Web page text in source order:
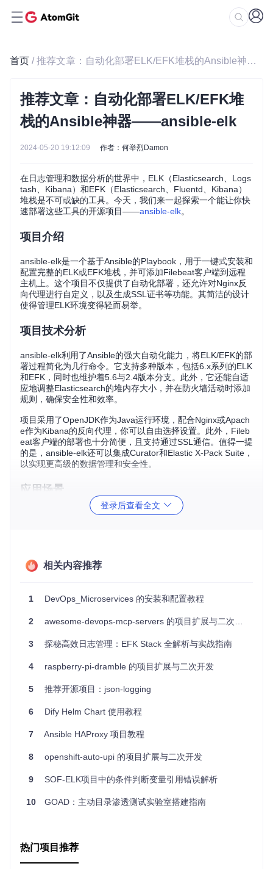
首页 / 推荐文章：自动化部署ELK/EFK堆栈的Ansible神器——ansible-elk
推荐文章：自动化部署ELK/EFK堆
栈的Ansible神器——ansible-elk
2024-05-20 19:12:09 作者：何举烈Damon
在日志管理和数据分析的世界中，ELK（Elasticsearch、Logs
tash、Kibana）和EFK（Elasticsearch、Fluentd、Kibana）
堆栈是不可或缺的工具。今天，我们来一起探索一个能让你快
速部署这些工具的开源项目——ansible-elk。
项目介绍
ansible-elk是一个基于Ansible的Playbook，用于一键式安装和
配置完整的ELK或EFK堆栈，并可添加Filebeat客户端到远程
主机上。这个项目不仅提供了自动化部署，还允许对Nginx反
向代理进行自定义，以及生成SSL证书等功能。其简洁的设计
使得管理ELK环境变得轻而易举。
项目技术分析
ansible-elk利用了Ansible的强大自动化能力，将ELK/EFK的部
署过程简化为几行命令。它支持多种版本，包括6.x系列的ELK
和EFK，同时也维护着5.6与2.4版本分支。此外，它还能自适
应地调整Elasticsearch的堆内存大小，并在防火墙活动时添加
规则，确保安全性和效率。
项目采用了OpenJDK作为Java运行环境，配合Nginx或Apach
e作为Kibana的反向代理，你可以自由选择设置。此外，Fileb
eat客户端的部署也十分简便，且支持通过SSL通信。值得一提
的是，ansible-elk还可以集成Curator和Elastic X-Pack Suite，
以实现更高级的数据管理和安全性。
应用场景
无论你是运维人员，开发者还是数据分析师，ansible-elk都能
快速响应日志事件，如异常检测和故障排查。
对大量日志数据进行实时分析，提取有价值的信息。
处理。
项目特点
全自动化部署：一键安装，减少手动配置工作。
灵活配置：支持Nginx或Apache反向代理，可调整服务端
口，自动生成SSL证书。
安全保障 ：提供防火墙规则，可选安装X-Pack增强安全
性。
dora等系统的客户端。
对于希望快速搭建并高效管理ELK/EFK堆栈的用户来说，ansi
ble-elk无疑是个理想的选择。只需简单几步，即可拥有一个强
大的日志分析平台。立即加入，让日志管理工作变得更加轻松
登录后查看全文
相关内容推荐
1 DevOps_Microservices 的安装和配置教程
2 awesome-devops-mcp-servers 的项目扩展与二次开发
3 探秘高效日志管理：EFK Stack 全解析与实战指南
4 raspberry-pi-dramble 的项目扩展与二次开发
5 推荐开源项目：json-logging
6 Dify Helm Chart 使用教程
7 Ansible HAProxy 项目教程
8 openshift-auto-upi 的项目扩展与二次开发
9 SOF-ELK项目中的条件判断变量引用错误解析
10 GOAD：主动目录渗透测试实验室搭建指南
热门项目推荐